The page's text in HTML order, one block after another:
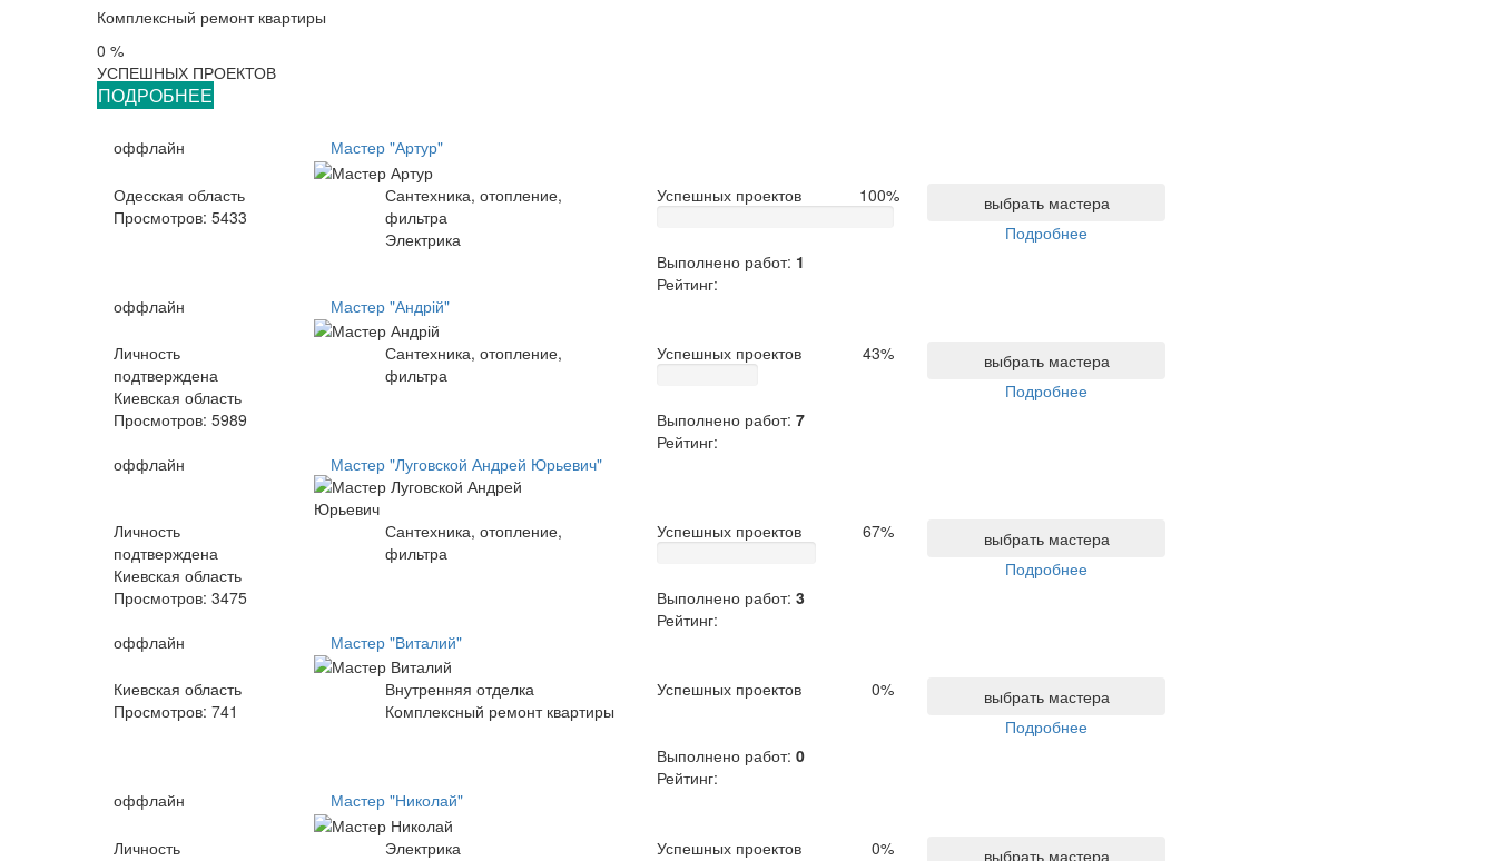
Комплексный ремонт квартиры
0 %
УСПЕШНЫХ ПРОЕКТОВ
ПОДРОБНЕЕ
оффлайн Мастер "Артур"
Одесская область
Просмотров: 5433
Сантехника, отопление,
фильтра
Электрика
Успешных проектов 100%
Выполнено работ: 1
Рейтинг:
выбрать мастера
Подробнее
оффлайн Мастер "Андрій"
Личность
подтверждена
Киевская область
Просмотров: 5989
Сантехника, отопление,
фильтра
Успешных проектов 43%
Выполнено работ: 7
Рейтинг:
выбрать мастера
Подробнее
оффлайн Мастер "Луговской Андрей Юрьевич"
Личность
подтверждена
Киевская область
Просмотров: 3475
Сантехника, отопление,
фильтра
Успешных проектов 67%
Выполнено работ: 3
Рейтинг:
выбрать мастера
Подробнее
оффлайн Мастер "Виталий"
Киевская область
Просмотров: 741
Внутренняя отделка
Комплексный ремонт квартиры
Успешных проектов 0%
Выполнено работ: 0
Рейтинг:
выбрать мастера
Подробнее
оффлайн Мастер "Николай"
Личность
Электрика Успешных проектов 0%
выбрать мастера